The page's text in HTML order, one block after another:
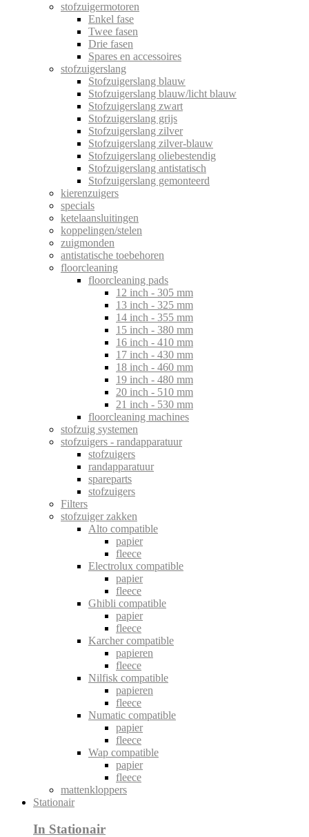
stofzuigermotoren
Enkel fase
Twee fasen
Drie fasen
Spares en accessoires
stofzuigerslang
Stofzuigerslang blauw
Stofzuigerslang blauw/licht blauw
Stofzuigerslang zwart
Stofzuigerslang grijs
Stofzuigerslang zilver
Stofzuigerslang zilver-blauw
Stofzuigerslang oliebestendig
Stofzuigerslang antistatisch
Stofzuigerslang gemonteerd
kierenzuigers
specials
ketelaansluitingen
koppelingen/stelen
zuigmonden
antistatische toebehoren
floorcleaning
floorcleaning pads
12 inch - 305 mm
13 inch - 325 mm
14 inch - 355 mm
15 inch - 380 mm
16 inch - 410 mm
17 inch - 430 mm
18 inch - 460 mm
19 inch - 480 mm
20 inch - 510 mm
21 inch - 530 mm
floorcleaning machines
stofzuig systemen
stofzuigers - randapparatuur
stofzuigers
randapparatuur
spareparts
stofzuigers
Filters
stofzuiger zakken
Alto compatible
papier
fleece
Electrolux compatible
papier
fleece
Ghibli compatible
papier
fleece
Karcher compatible
papieren
fleece
Nilfisk compatible
papieren
fleece
Numatic compatible
papier
fleece
Wap compatible
papier
fleece
mattenkloppers
Stationair
In Stationair